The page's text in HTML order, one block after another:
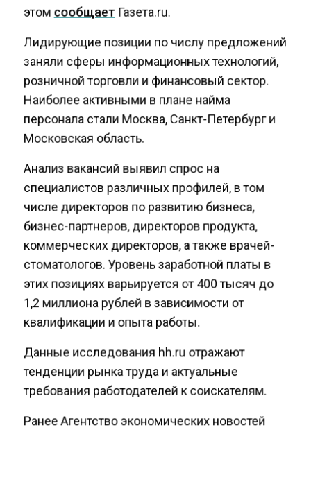
этом сообщаетГазета.ru.
Лидирующие позиции по числу предложений
заняли сферы информационных технологий,
розничной торговли и финансовый сектор.
Наиболее активными в плане найма
персонала стали Москва, Санкт-Петербург и
Московская область.
Анализ вакансий выявил спрос на
специалистов различных профилей, в том
числе директоров по развитию бизнеса,
бизнес-партнеров, директоров продукта,
коммерческих директоров, а также врачей-
стоматологов. Уровень заработной платы в
этих позициях варьируется от 400 тысяч до
1,2 миллиона рублей в зависимости от
квалификации и опыта работы.
Данные исследования hh.ru отражают
тенденции рынка труда и актуальные
требования работодателей к соискателям.
Ранее Агентство экономических новостей